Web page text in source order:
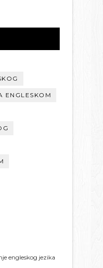
ENGLESKOM
engleskog jezika